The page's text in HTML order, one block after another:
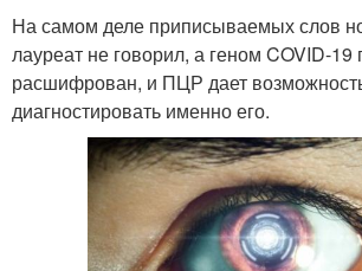
На самом деле приписываемых слов
лауреат не говорил, а геном COVID-19
расшифрован, и ПЦР дает
диагностировать именно его.